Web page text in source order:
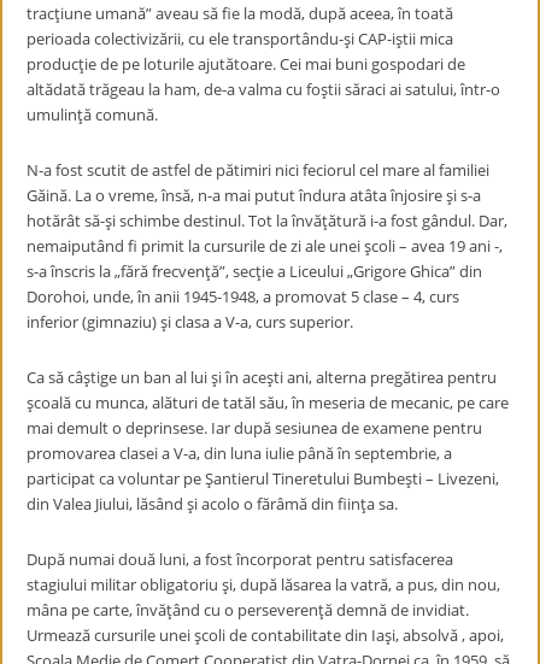
tracţiune umană” aveau să fie la modă, după aceea, în toată
perioada colectivizării, cu ele transportându-şi CAP-iştii mica
producţie de pe loturile ajutătoare. Cei mai buni gospodari de
altădată trăgeau la ham, de-a valma cu foştii săraci ai satului, într-o
umulinţă comună.
N-a fost scutit de astfel de pătimiri nici feciorul cel mare al familiei
Găină. La o vreme, însă, n-a mai putut îndura atâta înjosire şi s-a
hotărât să-şi schimbe destinul. Tot la învăţătură i-a fost gândul. Dar,
nemaiputând fi primit la cursurile de zi ale unei şcoli – avea 19 ani -,
s-a înscris la „fără frecvenţă”, secţie a Liceului „Grigore Ghica” din
Dorohoi, unde, în anii 1945-1948, a promovat 5 clase – 4, curs
inferior (gimnaziu) şi clasa a V-a, curs superior.
Ca să câştige un ban al lui şi în aceşti ani, alterna pregătirea pentru
şcoală cu munca, alături de tatăl său, în meseria de mecanic, pe care
mai demult o deprinsese. Iar după sesiunea de examene pentru
promovarea clasei a V-a, din luna iulie până în septembrie, a
participat ca voluntar pe Şantierul Tineretului Bumbeşti – Livezeni,
din Valea Jiului, lăsând şi acolo o fărâmă din fiinţa sa.
După numai două luni, a fost încorporat pentru satisfacerea
stagiului militar obligatoriu şi, după lăsarea la vatră, a pus, din nou,
mâna pe carte, învăţând cu o perseverenţă demnă de invidiat.
Urmează cursurile unei şcoli de contabilitate din Iaşi, absolvă , apoi,